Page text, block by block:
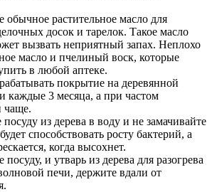
обычное растительное масло для
досок и тарелок. Такое масло
вызвать неприятный запах. Неплохо
масло и пчелиный воск, которые
в любой аптеке.
покрытие на деревянной
каждые 3 месяца, а при частом
чаще.
из дерева в воду и не замачивайте
способствовать росту бактерий, а
когда высохнет.
посуду, и утварь из дерева для разогрева
печи, держите вдали от